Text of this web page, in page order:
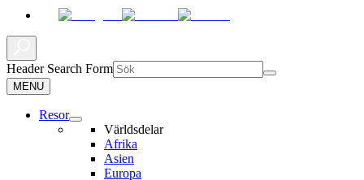
Header Search Form
MENU
Resor
Världsdelar
Afrika
Asien
Europa